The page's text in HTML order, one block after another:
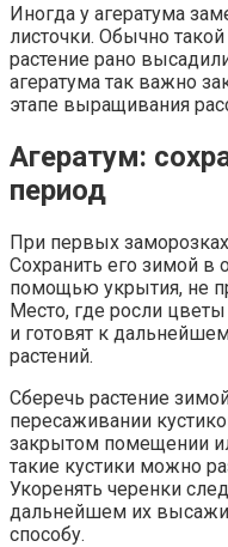
Иногда у агератума
листочки. Обычно
растение рано
агератума так важно
этапе выращивания
Агератум:
период
При первых
Сохранить его зимой в
помощью укрытия, не
Место, где росли
и готовят к
растений.
Сберечь растение
пересаживании
закрытом помещении
такие кустики можно
Укоренять черенки
дальнейшем их
способу.